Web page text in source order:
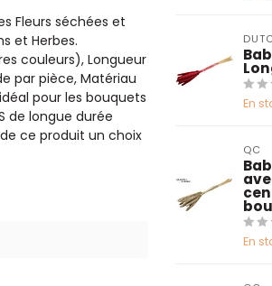
Fleurs séchées et
et Herbes.
couleurs), Longueur
par pièce, Matériau
pour les bouquets
de longue durée
ce produit un choix
En
QC
En